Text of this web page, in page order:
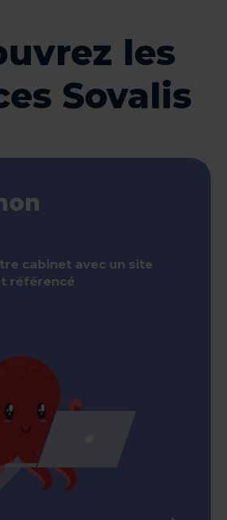
les
Sovalis
cabinet avec un site
référencé